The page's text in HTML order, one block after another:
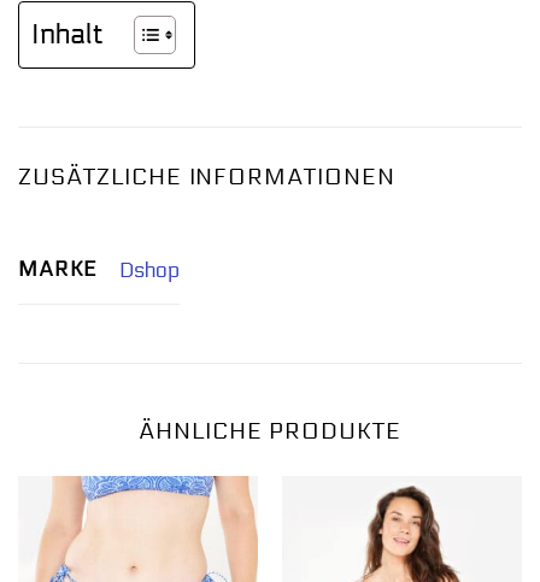
Inhalt
ZUSÄTZLICHE INFORMATIONEN
MARKE Dshop
ÄHNLICHE PRODUKTE